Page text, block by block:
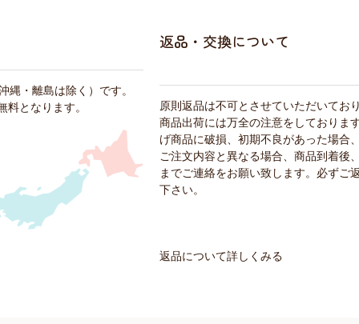
縄・離島は除く）です。
となります。
返品・交換について
原則返品は不可とさせていただいてお
商品出荷には万全の注意をしておりま
げ商品に破損、初期不良があった場合
ご注文内容と異なる場合、商品到着後
までご連絡をお願い致します。必ずご
下さい。
返品について詳しくみる